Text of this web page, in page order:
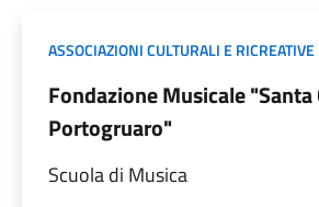
ASSOCIAZIONI CULTURALI E RICREATIVE
Fondazione Musicale "Santa
Portogruaro"
Scuola di Musica